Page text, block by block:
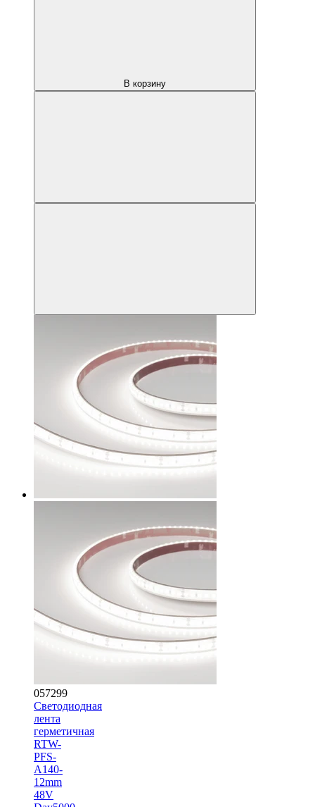
В корзину
057299
Светодиодная
лента
герметичная
RTW-
PFS-
A140-
12mm
48V